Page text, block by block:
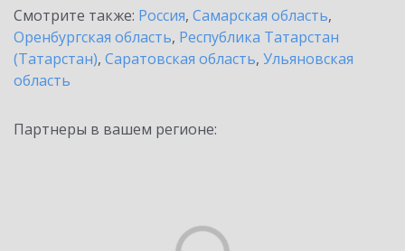
Смотрите также: Россия, Самарская область,
Оренбургская область, Республика Татарстан
(Татарстан), Саратовская область, Ульяновская
область
Партнеры в вашем регионе: